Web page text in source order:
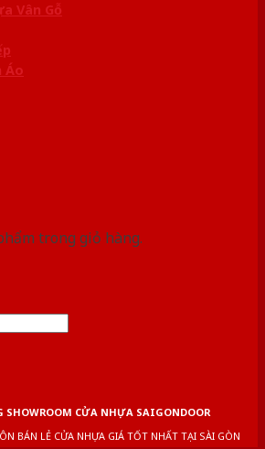
Vân Gỗ
Áo
trong giỏ hàng.
SHOWROOM CỬA NHỰA SAIGONDOOR
BÁN LẺ CỬA NHỰA GIÁ TỐT NHẤT TẠI SÀI GÒN